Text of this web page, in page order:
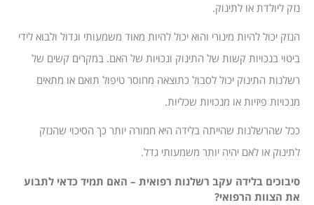
נזק ליולדת או לתינוק.
הנזק יכול להיות מינורי והוא יכול להיות מאוד משמעותי וגדול ולבוא לידי
ביטוי בנכויות קשות של התינוק ונכויות של האם. במקרים קשים של
רשלנות התינוק יכול לסבול כתוצאה מחוסר טיפול תואם או מתאים
מנכויות פיזיות או מנכויות שכליות.
ככל שהרשלנות שהייתה בלידה היא חמורה יותר כך הסיכוי שהנזק
לתינוק או לאם יהיה יותר משמעותי גדל.
סיבוכים בלידה עקב רשלנות רפואית – האם תמיד כדאי לתבוע
את הצוות הרפואי?